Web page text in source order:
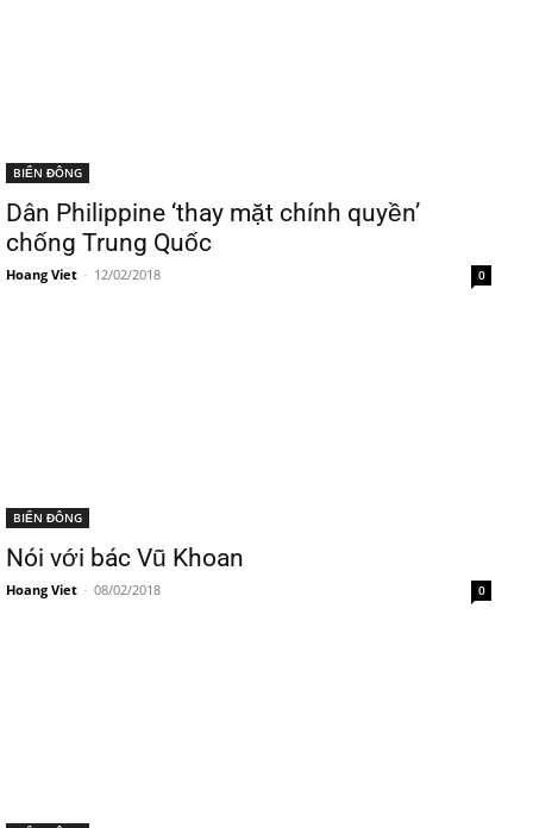
BIỂN ĐÔNG
Dân Philippine ‘thay mặt chính quyền’
chống Trung Quốc
Hoang Viet - 12/02/2018 0
BIỂN ĐÔNG
Nói với bác Vũ Khoan
Hoang Viet - 08/02/2018 0